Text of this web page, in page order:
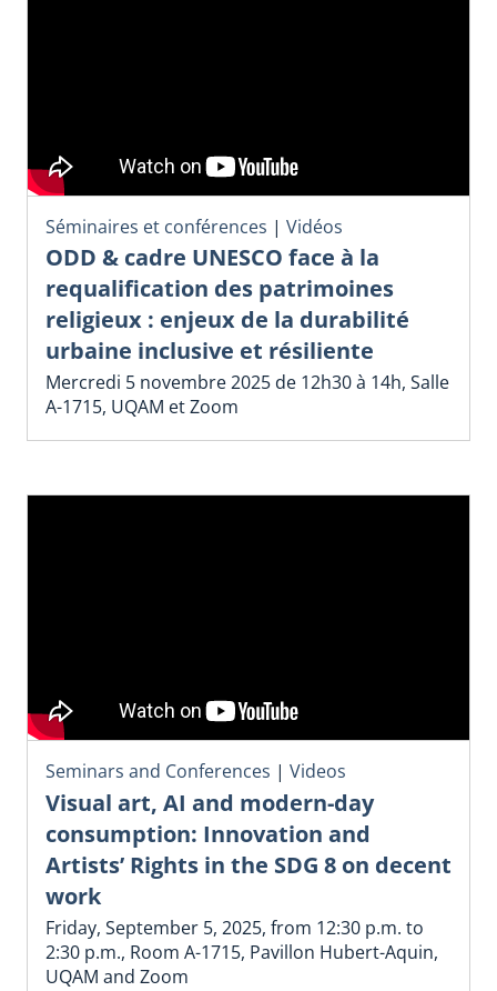
Séminaires et conférences | Vidéos
ODD & cadre UNESCO face à la
requalification des patrimoines
religieux : enjeux de la durabilité
urbaine inclusive et résiliente
Mercredi 5 novembre 2025 de 12h30 à 14h, Salle
A-1715, UQAM et Zoom
Seminars and Conferences | Videos
Visual art, AI and modern-day
consumption: Innovation and
Artists’ Rights in the SDG 8 on decent
work
Friday, September 5, 2025, from 12:30 p.m. to
2:30 p.m., Room A-1715, Pavillon Hubert-Aquin,
UQAM and Zoom